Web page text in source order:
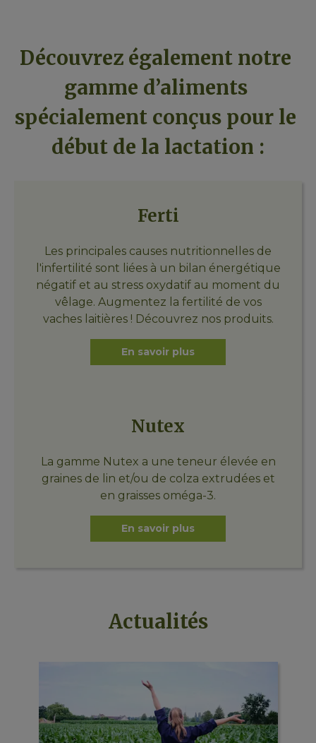
Découvrez également notre
gamme d’aliments
spécialement conçus pour le
début de la lactation :
Ferti
Les principales causes nutritionnelles de
l'infertilité sont liées à un bilan énergétique
négatif et au stress oxydatif au moment du
vêlage. Augmentez la fertilité de vos
vaches laitières ! Découvrez nos produits.
En savoir plus
Nutex
La gamme Nutex a une teneur élevée en
graines de lin et/ou de colza extrudées et
en graisses oméga-3.
En savoir plus
Actualités